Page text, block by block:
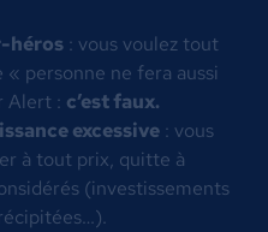
héros : vous voulez tout
personne ne fera aussi
Alert : c’est faux.
excessive : vous
à tout prix, quitte à
(investissements